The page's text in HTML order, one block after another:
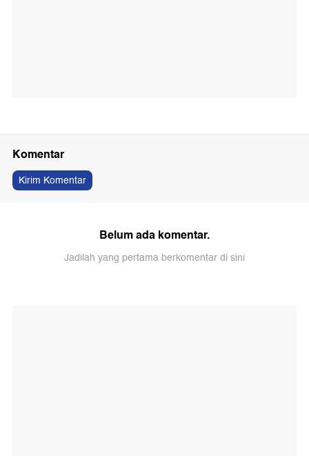
Komentar
Kirim Komentar
Belum ada komentar.
Jadilah yang pertama berkomentar di sini